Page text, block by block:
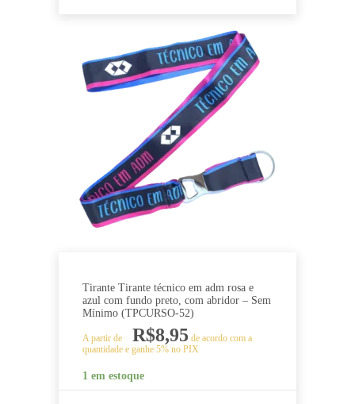
Tirante Tirante técnico em adm rosa e
azul com fundo preto, com abridor – Sem
Mínimo (TPCURSO-52)
A partir de R$8,95 de acordo com a
quantidade e ganhe 5% no PIX
1 em estoque